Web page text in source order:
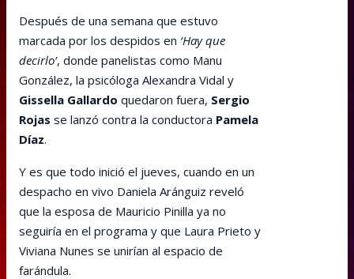
Después de una semana que estuvo
marcada por los despidos en ‘Hay que
decirlo’, donde panelistas como Manu
González, la psicóloga Alexandra Vidal y
Gissella Gallardo quedaron fuera, Sergio
Rojas se lanzó contra la conductora Pamela
Díaz.
Y es que todo inició el jueves, cuando en un
despacho en vivo Daniela Aránguiz reveló
que la esposa de Mauricio Pinilla ya no
seguiría en el programa y que Laura Prieto y
Viviana Nunes se unirían al espacio de
farándula.